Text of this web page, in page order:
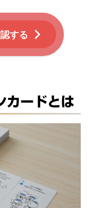
する
カードとは